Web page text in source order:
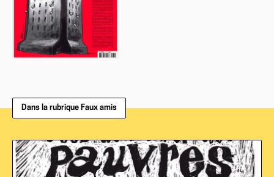
Dans la rubrique Faux amis